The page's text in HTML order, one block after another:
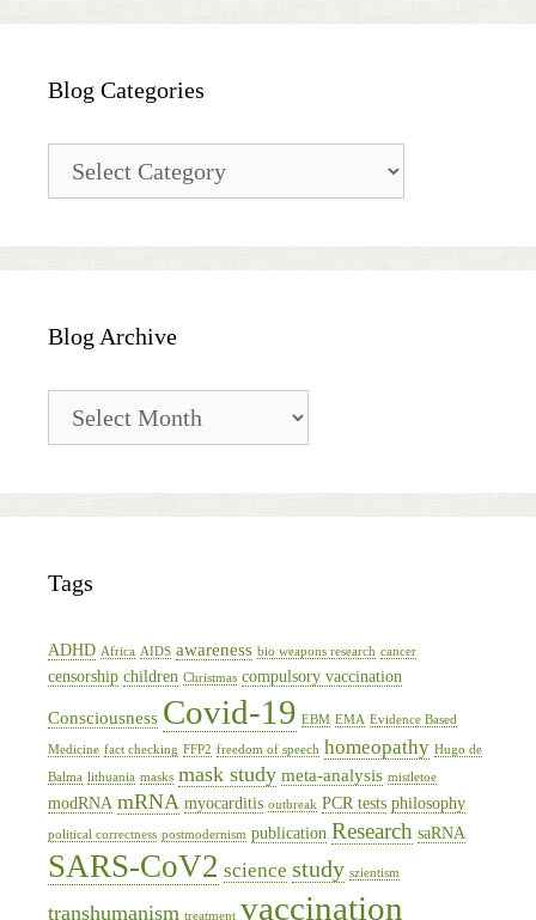
Blog Categories
Categories
Blog Archive
Archive
Tags
ADHD Africa AIDS awareness bio weapons research cancer
censorship children Christmas compulsory vaccination
Consciousness Covid-19 EBM EMA Evidence Based
Medicine fact checking FFP2 freedom of speech homeopathy Hugo de
Balma lithuania masks mask study meta-analysis mistletoe
modRNA mRNA myocarditis outbreak PCR tests philosophy
political correctness postmodernism publication Research saRNA
SARS-CoV2 science study szientism
transhumanism treatment vaccination